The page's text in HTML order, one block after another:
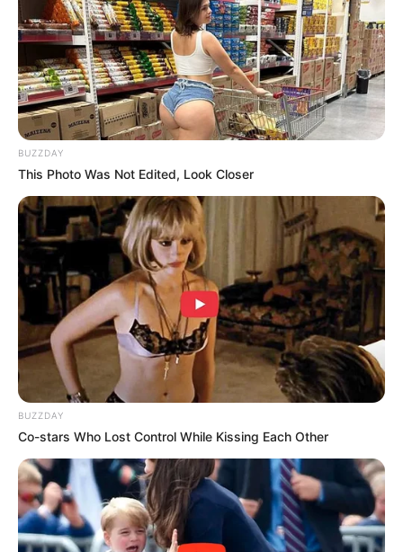
Detail
Judul: Master’s Sun / 주군의 태양
Judul lain: The Sun of My Master , The Sun Of The Lord ,
Master’s Sun
Genre: Horor, Komedi, Romansa, Supernatural
Negara: Korea Selatan
Sutradara: Jin Hyeok
Produser: Son Jung Hyun, Kim Jin Geun, Lee Young Joon
BUZZDAY
This Photo Was Not Edited, Look Closer
BUZZDAY
Co-stars Who Lost Control While Kissing Each Other